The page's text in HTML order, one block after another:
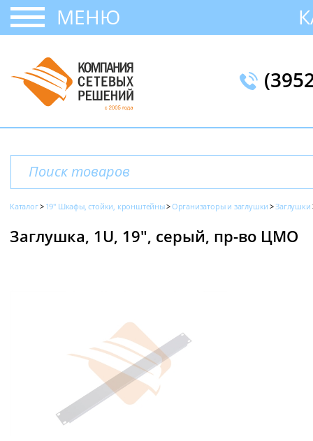
МЕНЮ
Каталог 19" Шкафы, стойки, кронштейны Организаторы и заглушки Заглушки
Заглушка, 1U, 19", серый, пр-во ЦМО